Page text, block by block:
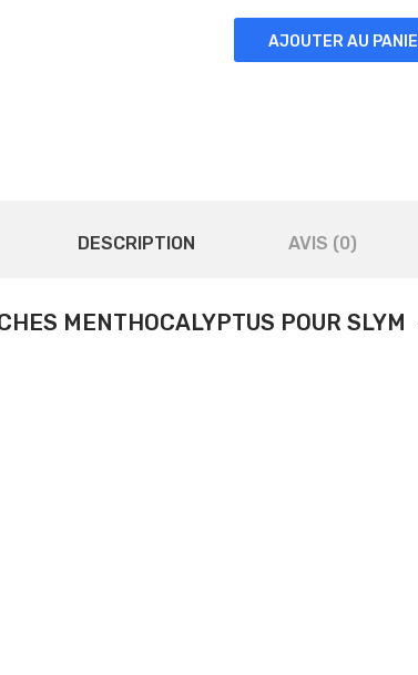
AJOUTER AU
DESCRIPTION AVIS (0)
MENTHOCALYPTUS POUR SLYM